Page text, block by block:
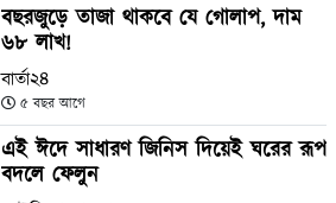
বছরজুড়ে তাজা থাকবে যে গোলাপ, দাম
৬৮ লাখ!
বার্তা২৪
৫ বছর আগে
এই ঈদে সাধারণ জিনিস দিয়েই ঘরের রূপ
বদলে ফেলুন